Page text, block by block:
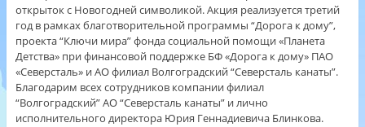
открыток с Новогодней символикой. Акция реализуется третий
год в рамках благотворительной программы “Дорога к дому”,
проекта “Ключи мира” фонда социальной помощи «Планета
Детства» при финансовой поддержке БФ «Дорога к дому» ПАО
«Северсталь» и АО филиал Волгоградский “Северсталь канаты”.
Благодарим всех сотрудников компании филиал
“Волгоградский” АО “Северсталь канаты” и лично
исполнительного директора Юрия Геннадиевича Блинкова.